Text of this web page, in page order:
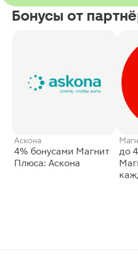
Бонусы от
Аскона
4% бонусами Магнит
Плюса: Аскона
до